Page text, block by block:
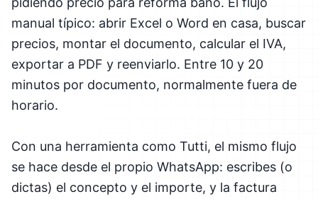
manual típico: abrir Excel o Word en casa, buscar
precios, montar el documento, calcular el IVA,
exportar a PDF y reenviarlo. Entre 10 y 20
minutos por documento, normalmente fuera de
horario.
Con una herramienta como Tutti, el mismo flujo
se hace desde el propio WhatsApp: escribes (o
dictas) el concepto y el importe, y la factura